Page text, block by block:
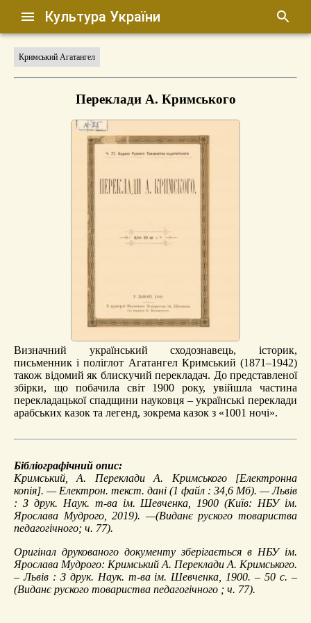
Культура України
Кримський Агатангел
Переклади А. Кримського
Визначний український сходознавець, історик,
письменник і поліглот Агатангел Кримський (1871–1942)
також відомий як блискучий перекладач. До представленої
збірки, що побачила світ 1900 року, увійшла частина
перекладацької спадщини науковця – українські переклади
арабських казок та легенд, зокрема казок з «1001 ночі».
Бібліографічний опис:
Кримський, А. Переклади А. Кримського[Електронна
копія]. — Електрон. текст. дані (1 файл : 34,6 Мб). — Львів
: З друк. Наук. т-ва ім. Шевченка, 1900 (Київ: НБУ ім.
Ярослава Мудрого, 2019). —(Виданє руского товариства
педагогічного; ч. 77).
Оригінал друкованого документу зберігається в НБУ ім.
Ярослава Мудрого: Кримський А. Переклади А. Кримського.
– Львів : З друк. Наук. т-ва ім. Шевченка, 1900. – 50 с. –
(Виданє руского товариства педагогічного ; ч. 77).